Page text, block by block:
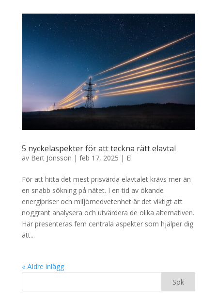
5 nyckelaspekter för att teckna rätt elavtal
av Bert Jönsson | feb 17, 2025 | El
För att hitta det mest prisvärda elavtalet krävs mer än
en snabb sökning på nätet. I en tid av ökande
energipriser och miljömedvetenhet är det viktigt att
noggrant analysera och utvärdera de olika alternativen.
Här presenteras fem centrala aspekter som hjälper dig
att...
« Äldre inlägg